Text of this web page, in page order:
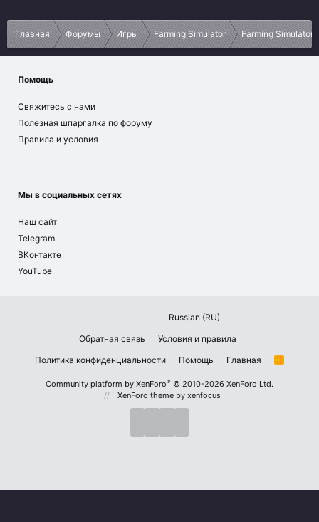
Главная Форумы Игры Farming Simulator Farming Simulator
Помощь
Свяжитесь с нами
Полезная шпаргалка по форуму
Правила и условия
Мы в социальных сетях
Наш сайт
Telegram
ВКонтакте
YouTube
Russian (RU)
Обратная связь
Условия и правила
Политика конфиденциальности
Помощь Главная
R
Community platform by XenForo® © 2010-2026 XenForo Ltd.
XenForo theme by xenfocus